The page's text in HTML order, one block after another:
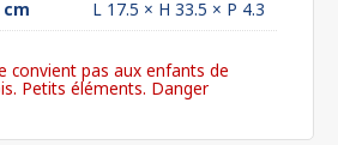
L 17.5 × H 33.5 × P 4.3
convient pas aux enfants de
Petits éléments. Danger